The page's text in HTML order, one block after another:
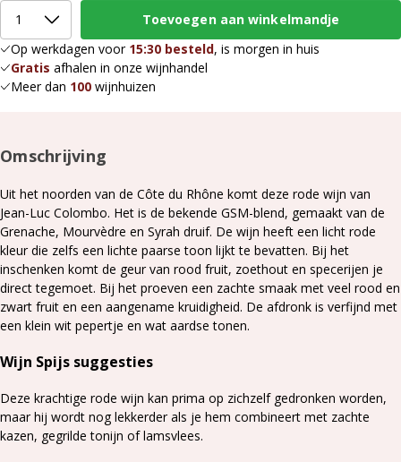
Op werkdagen voor 15:30 besteld, is morgen in huis
Gratis afhalen in onze wijnhandel
Meer dan 100 wijnhuizen
Omschrijving
Uit het noorden van de Côte du Rhône komt deze rode wijn van
Jean-Luc Colombo. Het is de bekende GSM-blend, gemaakt van de
Grenache, Mourvèdre en Syrah druif. De wijn heeft een licht rode
kleur die zelfs een lichte paarse toon lijkt te bevatten. Bij het
inschenken komt de geur van rood fruit, zoethout en specerijen je
direct tegemoet. Bij het proeven een zachte smaak met veel rood en
zwart fruit en een aangename kruidigheid. De afdronk is verfijnd met
een klein wit pepertje en wat aardse tonen.
Wijn Spijs suggesties
Deze krachtige rode wijn kan prima op zichzelf gedronken worden,
maar hij wordt nog lekkerder als je hem combineert met zachte
kazen, gegrilde tonijn of lamsvlees.